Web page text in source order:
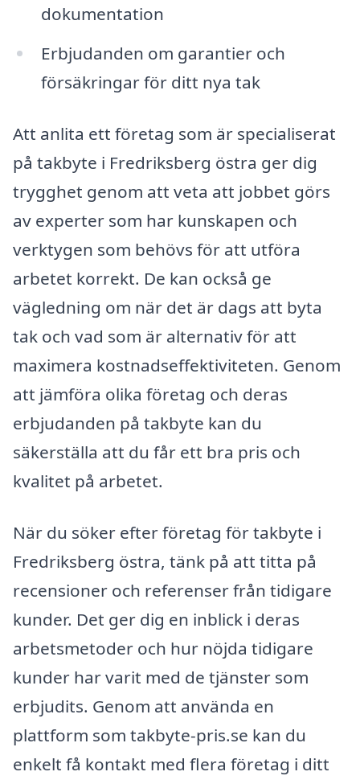
dokumentation
Erbjudanden om garantier och
försäkringar för ditt nya tak
Att anlita ett företag som är specialiserat
på takbyte i Fredriksberg östra ger dig
trygghet genom att veta att jobbet görs
av experter som har kunskapen och
verktygen som behövs för att utföra
arbetet korrekt. De kan också ge
vägledning om när det är dags att byta
tak och vad som är alternativ för att
maximera kostnadseffektiviteten. Genom
att jämföra olika företag och deras
erbjudanden på takbyte kan du
säkerställa att du får ett bra pris och
kvalitet på arbetet.
När du söker efter företag för takbyte i
Fredriksberg östra, tänk på att titta på
recensioner och referenser från tidigare
kunder. Det ger dig en inblick i deras
arbetsmetoder och hur nöjda tidigare
kunder har varit med de tjänster som
erbjudits. Genom att använda en
plattform som takbyte-pris.se kan du
enkelt få kontakt med flera företag i ditt